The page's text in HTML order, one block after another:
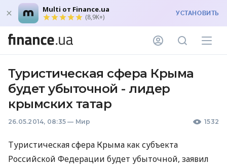
Multi от Finance.ua
(8,9K+) УСТАНОВИТЬ
Туристическая сфера Крыма
будет убыточной - лидер
крымских татар
26.05.2014, 08:35 — Мир 1532
Туристическая сфера Крыма как субъекта
Российской Федерации будет убыточной, заявил